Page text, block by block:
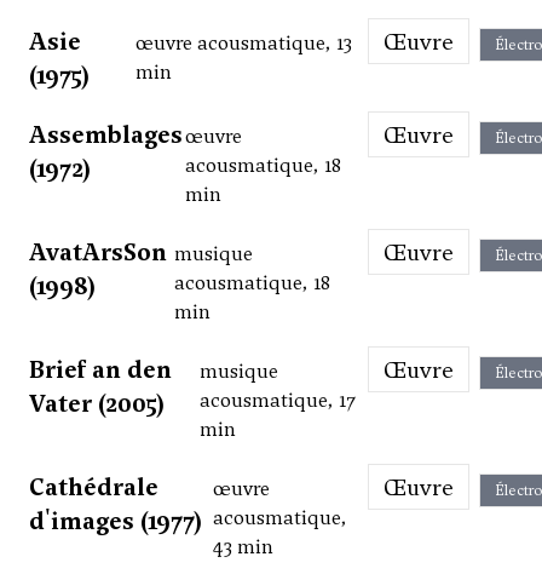
Asie
(1975)
œuvre acousmatique, 13
min
Œuvre
Assemblages
(1972)
œuvre
acousmatique, 18
min
Œuvre
AvatArsSon
(1998)
musique
acousmatique, 18
min
Œuvre
Brief an den
Vater (2005)
musique
acousmatique, 17
min
Œuvre
Cathédrale
d'images (1977)
œuvre
acousmatique,
43 min
Œuvre